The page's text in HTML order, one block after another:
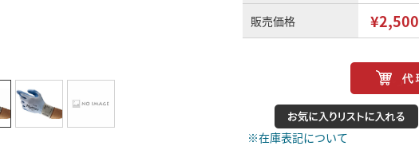
販売価格 ¥2,500
※在庫表記について